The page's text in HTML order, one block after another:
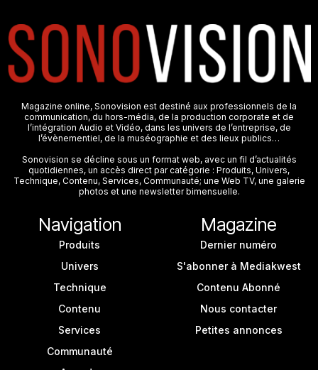
Magazine online, Sonovision est destiné aux professionnels de la
communication, du hors-média, de la production corporate et de
l’intégration Audio et Vidéo, dans les univers de l’entreprise, de
l’évènementiel, de la muséographie et des lieux publics…
Sonovision se décline sous un format web, avec un fil d’actualités
quotidiennes, un accès direct par catégorie : Produits, Univers,
Technique, Contenu, Services, Communauté; une Web TV, une galerie
photos et une newsletter bimensuelle.
Navigation
Produits
Univers
Technique
Contenu
Services
Communauté
Magazine
Dernier numéro
S'abonner à Mediakwest
Contenu Abonné
Nous contacter
Petites annonces